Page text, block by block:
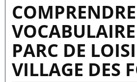
PARC DE
VILLAGE DES